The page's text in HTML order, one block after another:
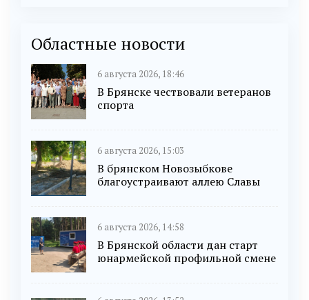
Областные новости
6 августа 2026, 18:46
В Брянске чествовали ветеранов
спорта
6 августа 2026, 15:03
В брянском Новозыбкове
благоустраивают аллею Славы
6 августа 2026, 14:58
В Брянской области дан старт
юнармейской профильной смене